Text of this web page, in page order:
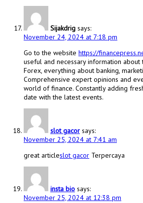
Sijakdrig says:
November 24, 2024 at 7:18 pm
Go to the website https://
useful and necessary information about
Forex, everything about banking,
Comprehensive expert opinions and
world of finance. Constantly adding
date with the latest events.
slot gacor says:
November 25, 2024 at 7:41 am
great articleslot gacor Terpercaya
insta bio says:
November 25, 2024 at 12:38 pm